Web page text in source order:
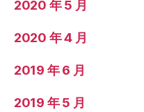
2020 年 5 月
2020 年 4 月
2019 年 6 月
2019 年 5 月